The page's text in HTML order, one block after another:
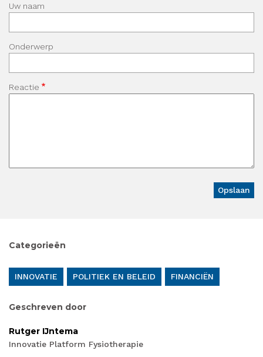
Uw naam
Onderwerp
Reactie
Categorieën
INNOVATIE POLITIEK EN BELEID FINANCIËN
Geschreven door
Rutger IJntema
Innovatie Platform Fysiotherapie